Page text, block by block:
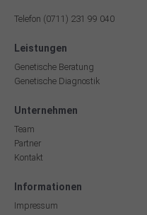
Telefon (0711) 231 99 040
Leistungen
Genetische Beratung
Genetische Diagnostik
Unternehmen
Team
Partner
Kontakt
Informationen
Impressum